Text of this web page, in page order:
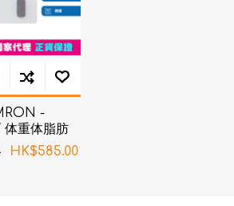
-
体重体脂肪
HK$585.00